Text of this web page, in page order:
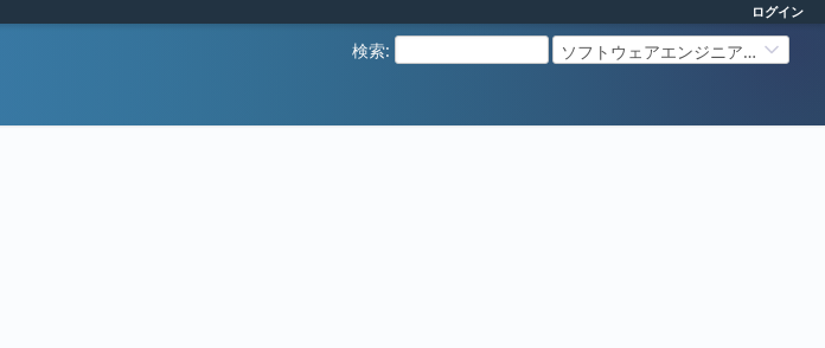
ログイン
検索: ソフトウェアエンジニアリング